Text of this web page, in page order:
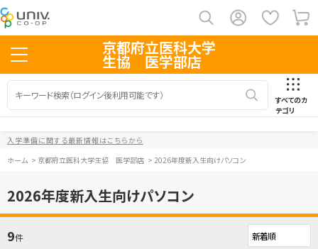
京都府立医科大学
生協 医学部店
すべてのカ
テゴリ
入学準備に関する最新情報はこちらから
ホーム > 京都府立医科大学生協 医学部店 > 2026年度新入生向けパソコン
2026年度新入生向けパソコン
9件